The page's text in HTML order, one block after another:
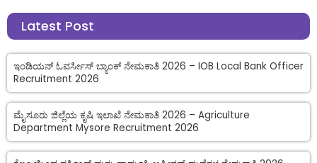
Latest Post
ಇಂಡಿಯನ್ ಓವರ್ಸೀಸ್ ಬ್ಯಾಂಕ್ ನೇಮಕಾತಿ 2026 – IOB Local Bank Officer
Recruitment 2026
ಮೈಸೂರು ಜಿಲ್ಲೆಯ ಕೃಷಿ ಇಲಾಖೆ ನೇಮಕಾತಿ 2026 – Agriculture
Department Mysore Recruitment 2026